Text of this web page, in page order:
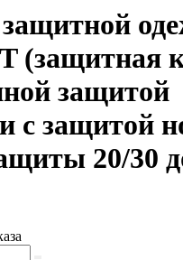
(защитная
защитой
с защитой
20/30